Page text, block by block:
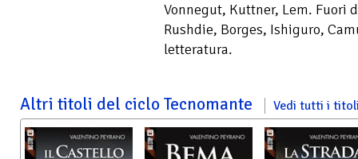
Vonnegut, Kuttner, Lem. Fuori
Rushdie, Borges, Ishiguro,
letteratura.
Altri titoli del ciclo Tecnomante Vedi tutti i